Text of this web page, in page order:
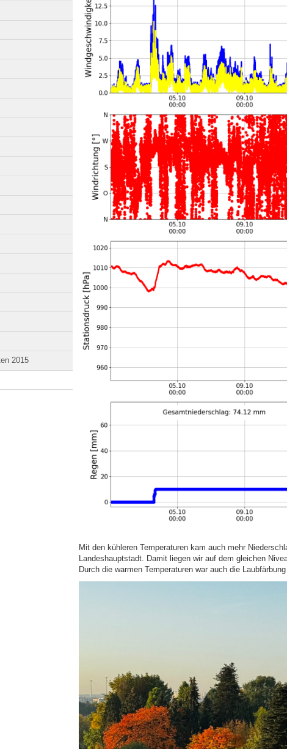
2015
Mit den kühleren Temperaturen kam auch mehr
Landeshauptstadt. Damit liegen wir auf dem gleichen
Durch die warmen Temperaturen war auch die